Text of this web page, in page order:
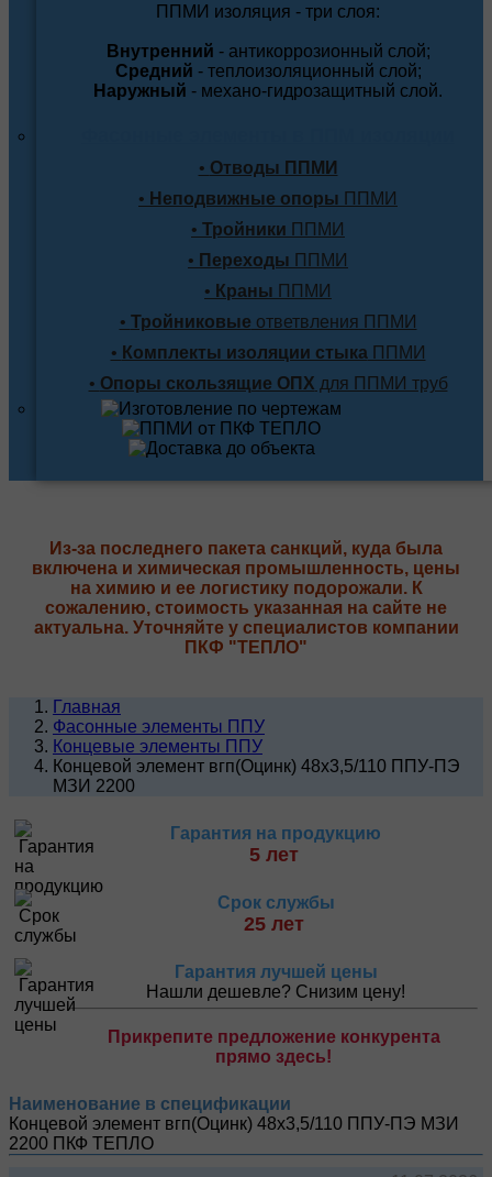
ППМИ изоляция - три слоя:
Внутренний - антикоррозионный слой;
Средний - теплоизоляционный слой;
Наружный - механо-гидрозащитный слой.
• Отводы ППМИ
• Неподвижные опоры ППМИ
• Тройники ППМИ
• Переходы ППМИ
• Краны ППМИ
• Тройниковые ответвления ППМИ
• Комплекты изоляции стыкаППМИ
• Опоры скользящие ОПХ для ППМИ труб
Из-за последнего пакета санкций, куда была
включена и химическая промышленность, цены
на химию и ее логистику подорожали. К
сожалению, стоимость указанная на сайте не
актуальна. Уточняйте у специалистов компании
ПКФ "ТЕПЛО"
Главная
Фасонные элементы ППУ
Концевые элементы ППУ
Концевой элемент вгп(Оцинк) 48х3,5/110 ППУ-ПЭ
МЗИ 2200
Гарантия на продукцию
5 лет
Срок службы
25 лет
Гарантия лучшей цены
Нашли дешевле? Снизим цену!
Прикрепите предложение конкурента
прямо здесь!
Наименование в спецификации
Концевой элемент вгп(Оцинк) 48х3,5/110 ППУ-ПЭ МЗИ
2200 ПКФ ТЕПЛО